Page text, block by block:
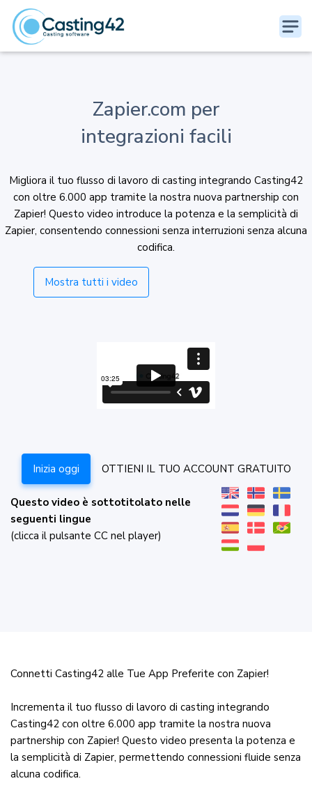
Zapier.com per
integrazioni facili
Migliora il tuo flusso di lavoro di casting integrando Casting42
con oltre 6.000 app tramite la nostra nuova partnership con
Zapier! Questo video introduce la potenza e la semplicità di
Zapier, consentendo connessioni senza interruzioni senza alcuna
codifica.
Mostra tutti i video
Inizia oggi OTTIENI IL TUO ACCOUNT GRATUITO
Questo video è sottotitolato nelle
seguenti lingue
(clicca il pulsante CC nel player)
Connetti Casting42 alle Tue App Preferite con Zapier!
Incrementa il tuo flusso di lavoro di casting integrando
Casting42 con oltre 6.000 app tramite la nostra nuova
partnership con Zapier! Questo video presenta la potenza e
la semplicità di Zapier, permettendo connessioni fluide senza
alcuna codifica.